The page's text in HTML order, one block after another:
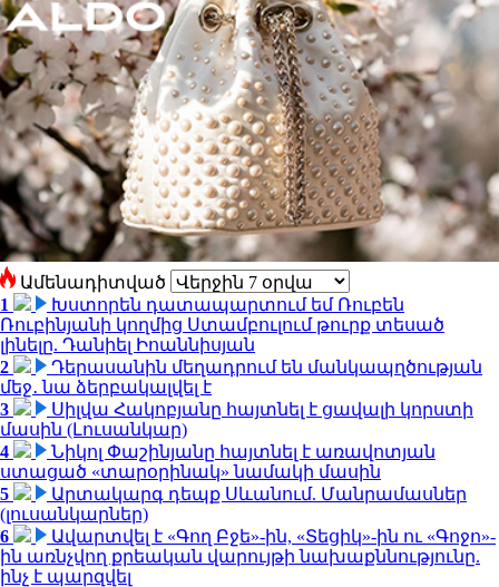
Ամենադիտված
1
Խստորեն դատապարտում եմ Ռուբեն
Ռուբինյանի կողմից Ստամբուլում թուրք տեսած
լինելը. Դանիել Իոաննիսյան
2
Դերասանին մեղադրում են մանկապղծության
մեջ․ նա ձերբակալվել է
3
Սիլվա Հակոբյանը հայտնել է ցավալի կորստի
մասին (Լուսանկար)
4
Նիկոլ Փաշինյանը հայտնել է առավոտյան
ստացած «տարօրինակ» նամակի մասին
5
Արտակարգ դեպք Սևանում. Մանրամասներ
(լուսանկարներ)
6
Ավարտվել է «Գող Բջե»-ին, «Տեցիկ»-ին ու «Գոջո»-
ին առնչվող քրեական վարույթի նախաքննությունը.
ինչ է պարզվել